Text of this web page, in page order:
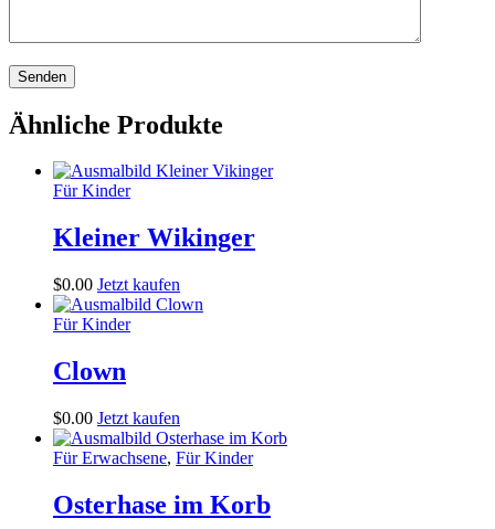
Ähnliche Produkte
Für Kinder
Kleiner Wikinger
$0.00 Jetzt kaufen
Für Kinder
Clown
$0.00 Jetzt kaufen
Für Erwachsene, Für Kinder
Osterhase im Korb